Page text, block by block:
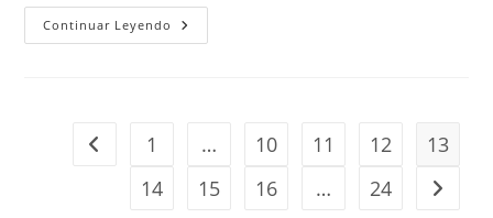
Continuar Leyendo A
WAY
Ir a la página anterior
1 … 10 11 12
13
14
15 16 … 24 Ir a la